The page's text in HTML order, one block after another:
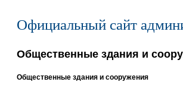
Официальный сайт
Общественные здания и
Общественные здания и сооружения